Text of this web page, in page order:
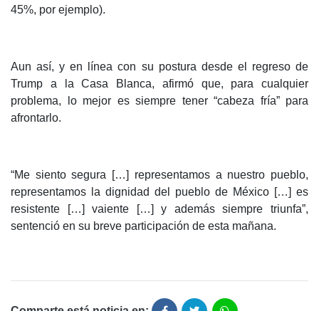
45%, por ejemplo).
Aun así, y en línea con su postura desde el regreso de
Trump a la Casa Blanca, afirmó que, para cualquier
problema, lo mejor es siempre tener “cabeza fría” para
afrontarlo.
“Me siento segura […] representamos a nuestro pueblo,
representamos la dignidad del pueblo de México […] es
resistente […] vaiente […] y además siempre triunfa”,
sentenció en su breve participación de esta mañana.